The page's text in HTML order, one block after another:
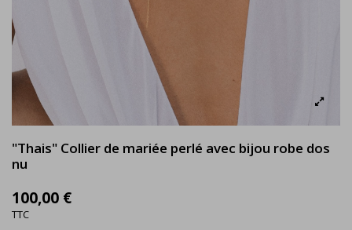
"Thais" Collier de mariée perlé avec bijou robe dos
nu
100,00 €
TTC